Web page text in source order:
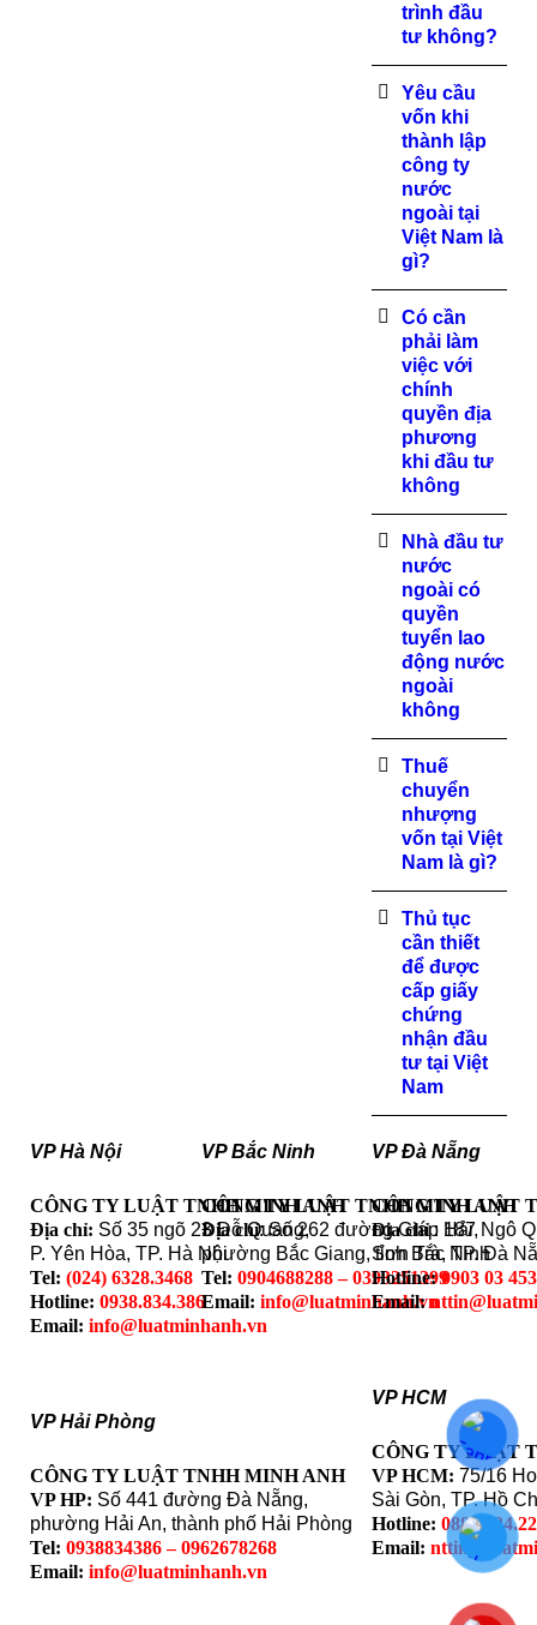
trình đầu
tư không?
Yêu cầu
vốn khi
thành lập
công ty
nước
ngoài tại
Việt Nam là
gì?
Có cần
phải làm
việc với
chính
quyền địa
phương
khi đầu tư
không
Nhà đầu tư
nước
ngoài có
quyền
tuyển lao
động nước
ngoài
không
Thuế
chuyển
nhượng
vốn tại Việt
Nam là gì?
Thủ tục
cần thiết
để được
cấp giấy
chứng
nhận đầu
tư tại Việt
Nam
VP Hà Nội
CÔNG TY LUẬT TNHH MINH ANH
Địa chỉ: Số 35 ngõ 23 Đỗ Quang,
P. Yên Hòa, TP. Hà Nội
Tel: (024) 6328.3468
Hotline: 0938.834.386
Email: info@luatminhanh.vn
VP Hải Phòng
CÔNG TY LUẬT TNHH MINH ANH
VP HP: Số 441 đường Đà Nẵng,
phường Hải An, thành phố Hải Phòng
Tel: 0938834386 – 0962678268
Email: info@luatminhanh.vn
VP Bắc Ninh
CÔNG TY LUẬT TNHH MINH ANH
Địa chỉ: Số 262 đường Giáp Hải,
phường Bắc Giang, tỉnh Bắc Ninh
Tel: 0904688288 – 0393251399
Email: info@luatminhanh.vn
VP Đà Nẵng
CÔNG TY LUẬT
Địa chỉ: 187 Ngô
Sơn Trà, TP. Đà
Hotline:0903 03
Email:
VP HCM
CÔNG TY LUẬT
VP HCM: 75/16
Sài Gòn, TP. Hồ
Hotline:
Email: